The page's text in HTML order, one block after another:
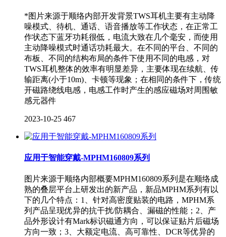
*图片来源于顺络内部开发背景TWS耳机主要有主动降
噪模式、待机、通话、语音播放等工作状态，在正常工
作状态下蓝牙功耗很低，电流大致在几个毫安，而使用
主动降噪模式时通话功耗最大。在不同的平台、不同的
布板、不同的结构布局的条件下使用不同的电感，对
TWS耳机整体的效率有明显差异，主要体现在续航、传
输距离(小于10m)、卡顿等现象；在相同的条件下，传统
开磁路绕线电感，电感工作时产生的感应磁场对周围敏
感元器件
2023-10-25 467
应用于智能穿戴-MPHM160809系列
图片来源于顺络内部概要MPHM160809系列是在顺络成
熟的叠层平台上研发出的新产品，新品MPHM系列有以
下的几个特点：1、针对高密度贴装的电路，MPHM系
列产品呈现优异的抗干扰/防耦合、漏磁的性能；2、产
品外形设计有Mark标识磁通方向，可以保证贴片后磁场
方向一致；3、大额定电流、高可靠性、DCR等优异的